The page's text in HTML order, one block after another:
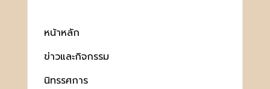
หน้าหลัก
ข่าวและกิจกรรม
นิทรรศการ